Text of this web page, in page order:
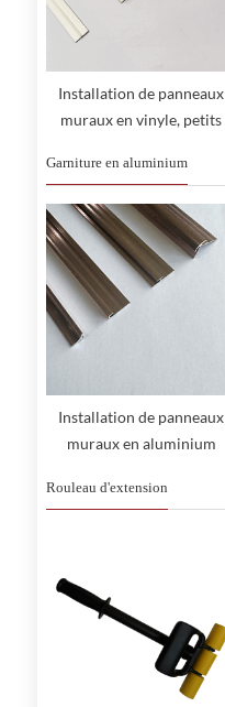
Installation de panneaux
muraux en vinyle, petits
Garniture en aluminium
Installation de panneaux
muraux en aluminium
Rouleau d'extension